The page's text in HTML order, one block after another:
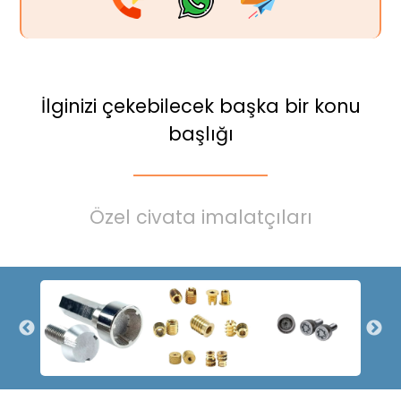
İlginizi çekebilecek başka bir konu
başlığı
Özel civata imalatçıları